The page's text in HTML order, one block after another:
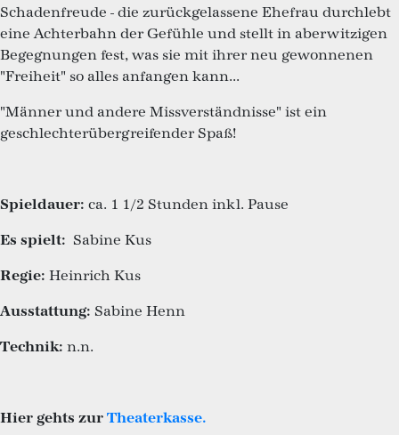
Schadenfreude - die zurückgelassene Ehefrau durchlebt
eine Achterbahn der Gefühle und stellt in aberwitzigen
Begegnungen fest, was sie mit ihrer neu gewonnenen
"Freiheit" so alles anfangen kann...
"Männer und andere Missverständnisse" ist ein
geschlechterübergreifender Spaß!
Spieldauer: ca. 1 1/2 Stunden inkl. Pause
Es spielt: Sabine Kus
Regie: Heinrich Kus
Ausstattung: Sabine Henn
Technik: n.n.
Hier gehts zur Theaterkasse.